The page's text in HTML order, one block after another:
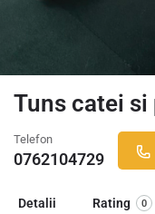
Tuns catei
Telefon
0762104729
Detalii Rating 0